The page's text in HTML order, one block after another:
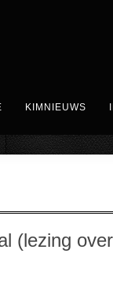
KIMNIEUWS
(lezing